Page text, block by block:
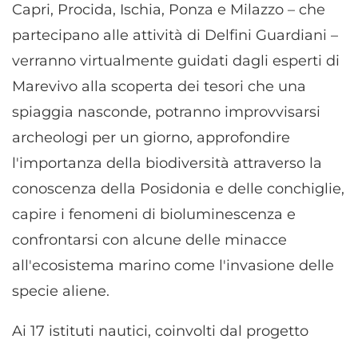
Capri, Procida, Ischia, Ponza e Milazzo – che
partecipano alle attività di Delfini Guardiani –
verranno virtualmente guidati dagli esperti di
Marevivo alla scoperta dei tesori che una
spiaggia nasconde, potranno improvvisarsi
archeologi per un giorno, approfondire
l'importanza della biodiversità attraverso la
conoscenza della Posidonia e delle conchiglie,
capire i fenomeni di bioluminescenza e
confrontarsi con alcune delle minacce
all'ecosistema marino come l'invasione delle
specie aliene.
Ai 17 istituti nautici, coinvolti dal progetto